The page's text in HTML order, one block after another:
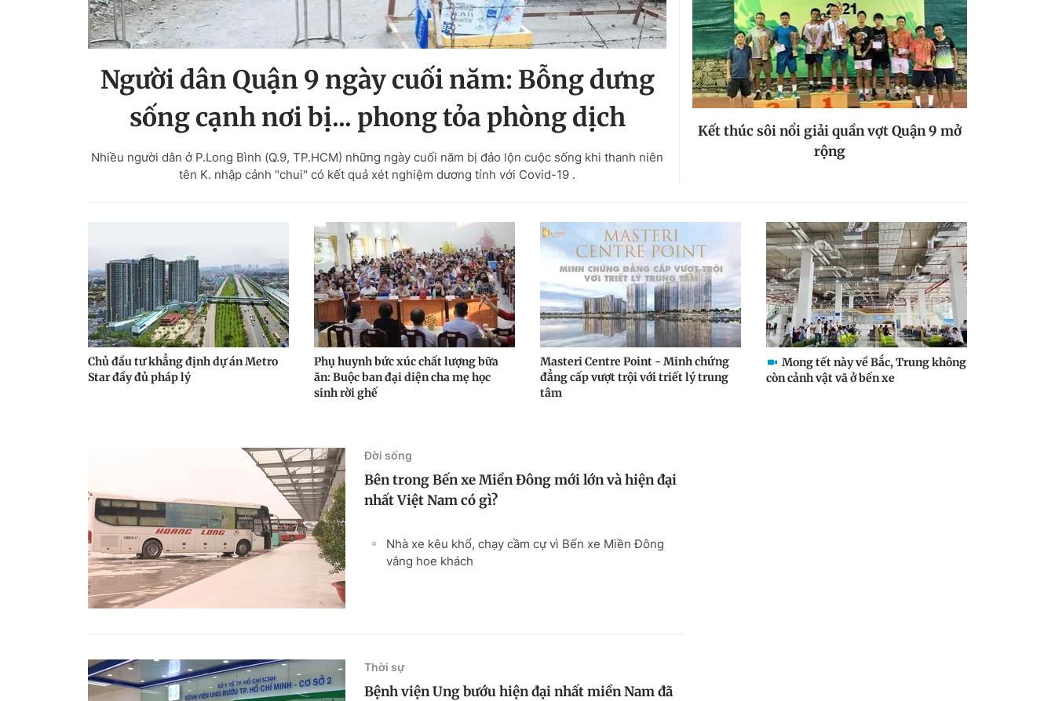
Người dân Quận 9 ngày cuối năm: Bỗng dưng
sống cạnh nơi bị... phong tỏa phòng dịch
Nhiều người dân ở P.Long Bình (Q.9, TP.HCM) những ngày cuối năm bị đảo lộn cuộc sống khi thanh niên
tên K. nhập cảnh "chui" có kết quả xét nghiệm dương tính với Covid-19 .
Kết thúc sôi nổi giải quần vợt Quận 9 mở
rộng
Chủ đầu tư khẳng định dự án Metro
Star đầy đủ pháp lý
Phụ huynh bức xúc chất lượng bữa
ăn: Buộc ban đại diện cha mẹ học
sinh rời ghế
Masteri Centre Point - Minh chứng
đẳng cấp vượt trội với triết lý trung
tâm
Mong tết này về Bắc, Trung không
còn cảnh vật vã ở bến xe
Đời sống
Bên trong Bến xe Miền Đông mới lớn và hiện đại
nhất Việt Nam có gì?
Nhà xe kêu khổ, chạy cầm cự vì Bến xe Miền Đông
vắng hoe khách
Thời sự
Bệnh viện Ung bướu hiện đại nhất miền Nam đã